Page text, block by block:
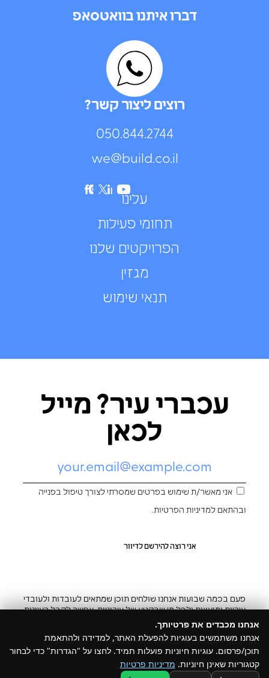
עלינו
תחומי פעילות
הפרויקטים שלנו
מגזין
תנאי שימוש
דברו איתנו בוואטסאפ
רוצים ליצור קשר?
050.844.2744⁩
we@build.co.il
עכברי עיר? מייל
לכאן
אני מאשר/ת שימוש בפרטים שמסרתי לצורך טיפול בפנייה
ובהתאם למדיניות הפרטיות.
פעם בכמה שבועות אנחנו שולחים תוכן שמתאים לעובדות ולעובדי
עיריות ומועצות ולכל מי שבקטע של עירוניות. אפשר לקבל רעיונות
@ כל הזכויות שמורות ל –Build
אנחנו מכבדים את פרטיותך.
אנחנו משתמשים בעוגיות להפעלת האתר, למדידה ולהתאמת
תוכן/פרסום. עוגיות חיוניות פועלות תמיד. לחצו על "הגדרות" כדי לבחור
קטגוריות שאינן חיוניות. מדיניות פרטיות